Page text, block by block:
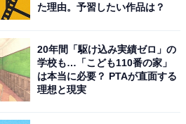
た理由。予習したい作品は？
20年間「駆け込み実績ゼロ」の
学校も…「こども110番の家」
は本当に必要？ PTAが直面する
理想と現実